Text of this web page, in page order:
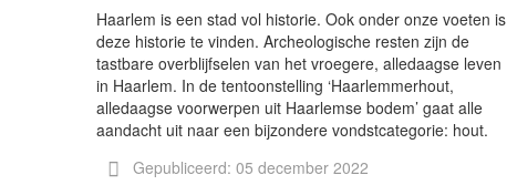
Haarlem is een stad vol historie. Ook onder onze voeten is
deze historie te vinden. Archeologische resten zijn de
tastbare overblijfselen van het vroegere, alledaagse leven
in Haarlem. In de tentoonstelling ‘Haarlemmerhout,
alledaagse voorwerpen uit Haarlemse bodem’ gaat alle
aandacht uit naar een bijzondere vondstcategorie: hout.
Gepubliceerd: 05 december 2022